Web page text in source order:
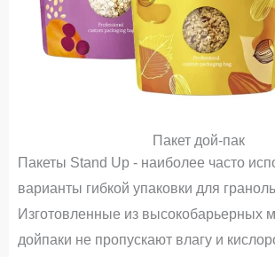
Пакет дой-пак
Пакеты Stand Up - наиболее часто
варианты гибкой упаковки для
Изготовленные из высокобарьерных
дойпаки не пропускают влагу и